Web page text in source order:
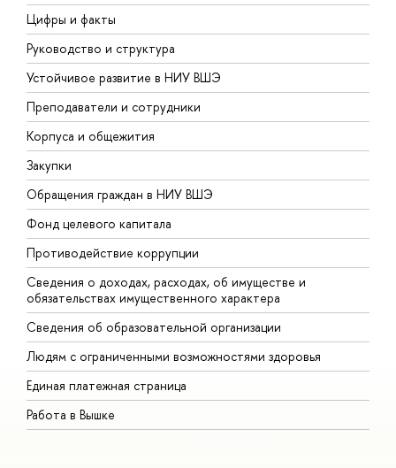
Цифры и факты
Руководство и структура
Устойчивое развитие в НИУ ВШЭ
Преподаватели и сотрудники
Корпуса и общежития
Закупки
Обращения граждан в НИУ ВШЭ
Фонд целевого капитала
Противодействие коррупции
Сведения о доходах, расходах, об имуществе и
обязательствах имущественного характера
Сведения об образовательной организации
Людям с ограниченными возможностями здоровья
Единая платежная страница
Работа в Вышке